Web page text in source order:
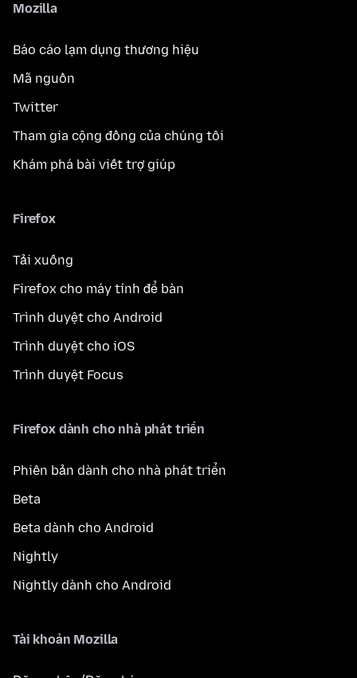
Mozilla
Báo cáo lạm dụng thương hiệu
Mã nguồn
Twitter
Tham gia cộng đồng của chúng tôi
Khám phá bài viết trợ giúp
Firefox
Tải xuống
Firefox cho máy tính để bàn
Trình duyệt cho Android
Trình duyệt cho iOS
Trình duyệt Focus
Firefox dành cho nhà phát triển
Phiên bản dành cho nhà phát triển
Beta
Beta dành cho Android
Nightly
Nightly dành cho Android
Tài khoản Mozilla